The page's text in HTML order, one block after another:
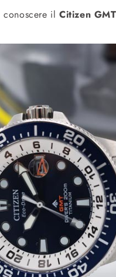
il Citizen GMT